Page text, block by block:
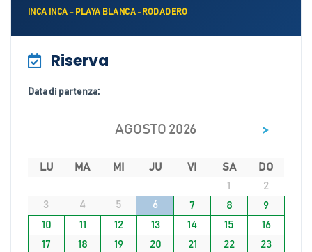
INCA INCA - PLAYA BLANCA -RODADERO
Riserva
Data di partenza:
AGOSTO 2026 >
LU MA MI JU VI SA
DO
1
2
3
4 5 6 7 8
9
10
11 12 13 14 15
16
17
18 19 20 21 22
23